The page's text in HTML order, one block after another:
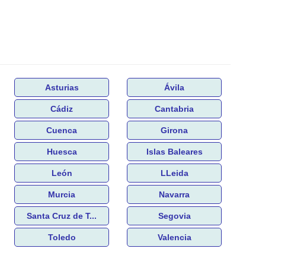
Asturias Ávila
Cádiz Cantabria
Cuenca Girona
Huesca Islas Baleares
León LLeida
Murcia Navarra
Santa Cruz de T... Segovia
Toledo Valencia